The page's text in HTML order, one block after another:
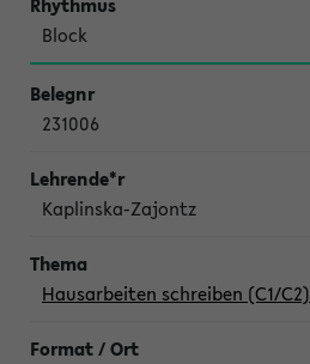
Block
231006
Kaplinska-Zajontz
Hausarbeiten schreiben (C1/C2)